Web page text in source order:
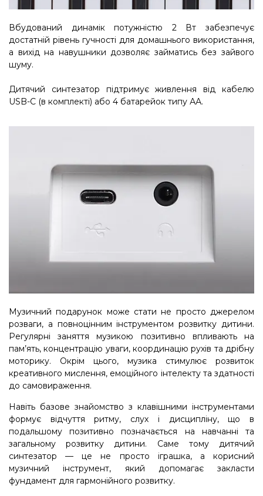
Вбудований динамік потужністю 2 Вт забезпечує
достатній рівень гучності для домашнього використання,
а вихід на навушники дозволяє займатись без зайвого
шуму.
Дитячий синтезатор підтримує живлення від кабелю
USB-C (в комплекті) або 4 батарейок типу АА.
Музичний подарунок може стати не просто джерелом
розваги, а повноцінним інструментом розвитку дитини.
Регулярні заняття музикою позитивно впливають на
пам’ять, концентрацію уваги, координацію рухів та дрібну
моторику. Окрім цього, музика стимулює розвиток
креативного мислення, емоційного інтелекту та здатності
до самовираження.
Навіть базове знайомство з клавішними інструментами
формує відчуття ритму, слух і дисципліну, що в
подальшому позитивно позначається на навчанні та
загальному розвитку дитини. Саме тому дитячий
синтезатор — це не просто іграшка, а корисний
музичний інструмент, який допомагає закласти
фундамент для гармонійного розвитку.